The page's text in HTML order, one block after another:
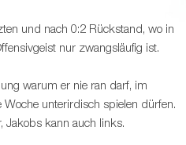
und nach 0:2 Rückstand, wo in
nur zwangsläufig ist.
warum er nie ran darf, im
unterirdisch spielen dürfen.
Jakobs kann auch links.